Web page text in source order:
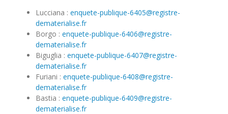
Lucciana : enquete-publique-6405@registre-
dematerialise.fr
Borgo : enquete-publique-6406@registre-
dematerialise.fr
Biguglia : enquete-publique-6407@registre-
dematerialise.fr
Furiani : enquete-publique-6408@registre-
dematerialise.fr
Bastia : enquete-publique-6409@registre-
dematerialise.fr